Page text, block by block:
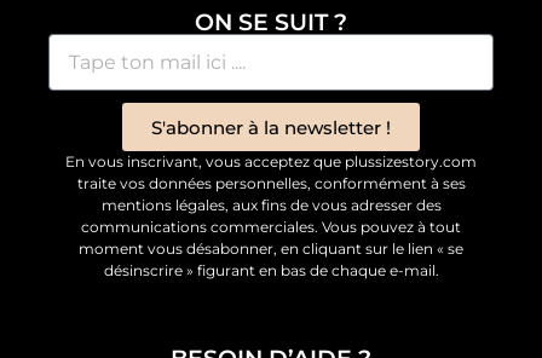
ON SE SUIT ?
S'abonner à la newsletter !
En vous inscrivant, vous acceptez que plussizestory.com
traite vos données personnelles, conformément à ses
mentions légales, aux fins de vous adresser des
communications commerciales. Vous pouvez à tout
moment vous désabonner, en cliquant sur le lien « se
désinscrire » figurant en bas de chaque e-mail.